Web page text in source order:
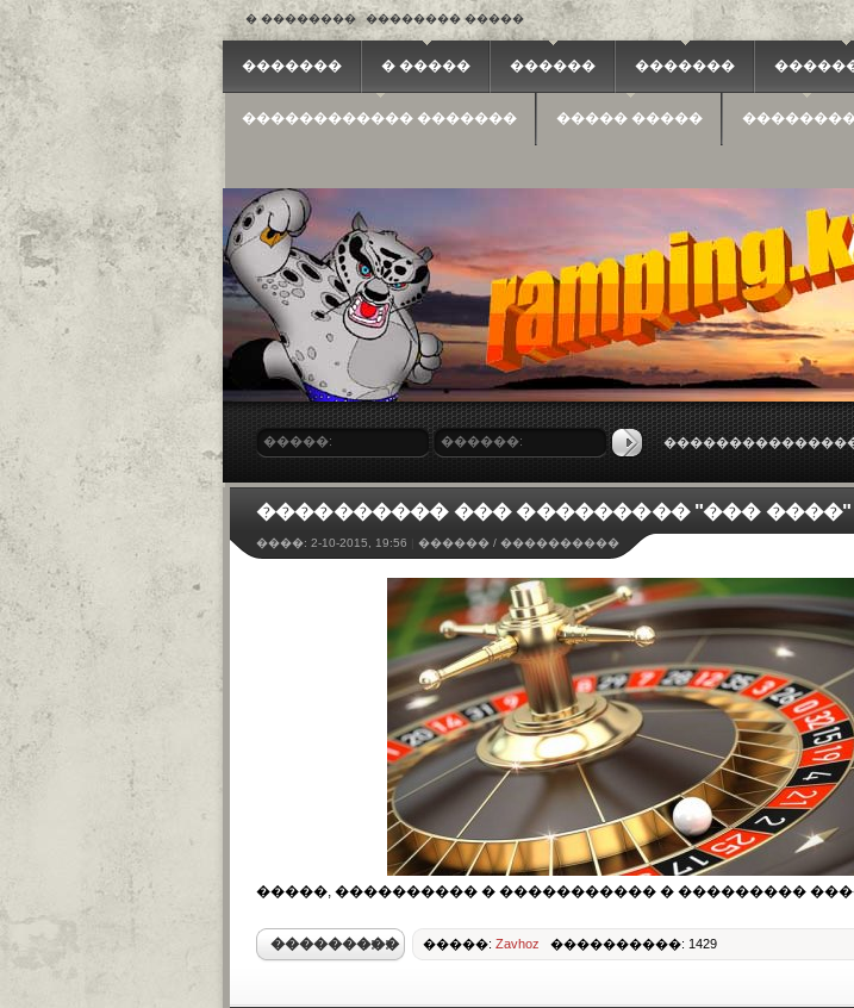
� �������� �������� �����
������� � ����� ������ �������
������������ ������� ����� �����
�����: ������:
���������� ��� ��������� "��� ����"
����: 2-10-2015, 19:56 ������ / ����������
�����, ���������� � ����������� � ���������
��������� �����: Zavhoz ����������: 1429